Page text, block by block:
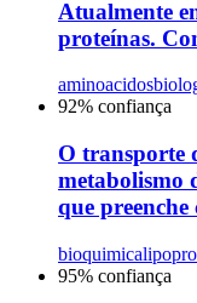
Atualmente
proteínas.
aminoacidos
92% confiança
O transporte
metabolismo
que preenche
bioquimica
95% confiança